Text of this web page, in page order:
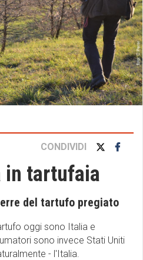
CONDIVIDI
in tartufaia
del tartufo pregiato
oggi sono Italia e
sono invece Stati Uniti
- l'Italia.